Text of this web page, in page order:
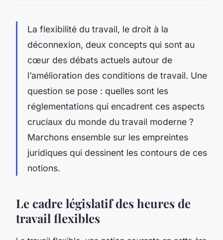
La flexibilité du travail, le droit à la
déconnexion, deux concepts qui sont au
cœur des débats actuels autour de
l’amélioration des conditions de travail. Une
question se pose : quelles sont les
réglementations qui encadrent ces aspects
cruciaux du monde du travail moderne ?
Marchons ensemble sur les empreintes
juridiques qui dessinent les contours de ces
notions.
Le cadre législatif des heures de
travail flexibles